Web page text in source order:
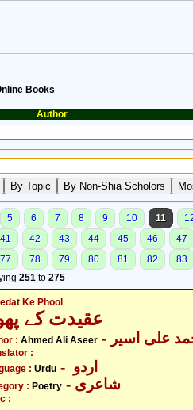
Books
Author
5 6 7 8 9 10 11
41 42 43 44 45 46 47
77 78 79 80 81 82 83
251 to 275
Ke Phool
: Ahmed Ali Aseer
:
: Urdu
: Poetry - شاعری
: